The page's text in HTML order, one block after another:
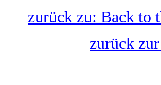
zurück zu: Back to
zurück